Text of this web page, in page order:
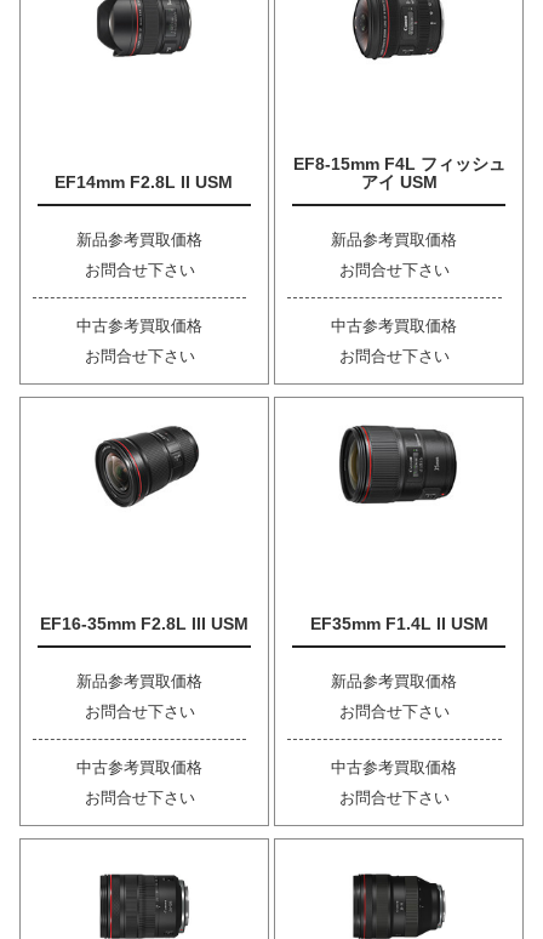
EF14mm F2.8L II USM
新品参考買取価格
お問合せ下さい
中古参考買取価格
お問合せ下さい
EF8-15mm F4L フィッシュ
アイ USM
新品参考買取価格
お問合せ下さい
中古参考買取価格
お問合せ下さい
EF16-35mm F2.8L III USM
新品参考買取価格
お問合せ下さい
中古参考買取価格
お問合せ下さい
EF35mm F1.4L II USM
新品参考買取価格
お問合せ下さい
中古参考買取価格
お問合せ下さい